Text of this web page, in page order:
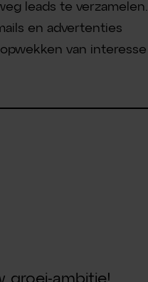
leads te verzamelen.
en advertenties
van interesse